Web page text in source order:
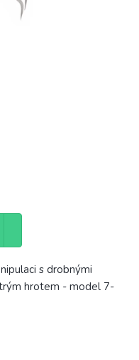
s drobnými
hrotem - model 7-